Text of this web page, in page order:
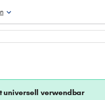
universell verwendbar